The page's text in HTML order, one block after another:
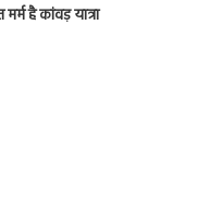
है कांवड़ यात्रा